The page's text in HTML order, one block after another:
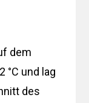
dem
°C und lag
des